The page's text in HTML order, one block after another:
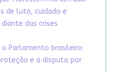
de luta, cuidado e
das crises
o Parlamento brasileiro:
e a disputa por